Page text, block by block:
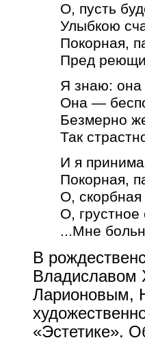
О, пусть
Улыбкою
Покорная,
Пред
Я знаю: она
Она —
Безмерно
Так
И я
Покорная,
О,
О, грустное
...Мне
В
Владиславом
Ларионовым,
«Эстетике».